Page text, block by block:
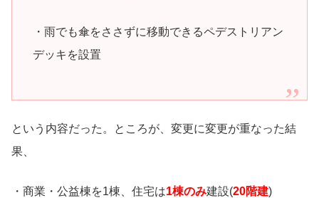
・雨でも傘をささずに移動できるペデストリアン
デッキを設置
という内容だった。ところが、変更に変更が重なった結
果、
・商業・公益棟を1棟、住宅は1棟のみ建設(20階建)